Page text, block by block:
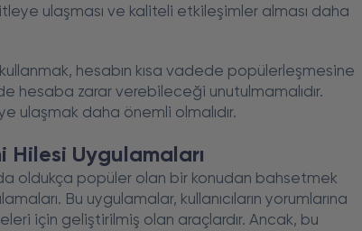
ulaşması ve kaliteli etkileşimler alması daha
hesabın kısa vadede popülerleşmesine
hesaba zarar verebileceği unutulmamalıdır.
ulaşmak daha önemli olmalıdır.
Hilesi Uygulamaları
oldukça popüler olan bir konudan bahsetmek
Bu uygulamalar, kullanıcıların yorumlarına
için geliştirilmiş olan araçlardır. Ancak, bu